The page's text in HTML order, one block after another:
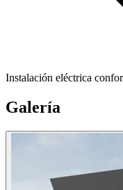
Instalación eléctrica
Galería